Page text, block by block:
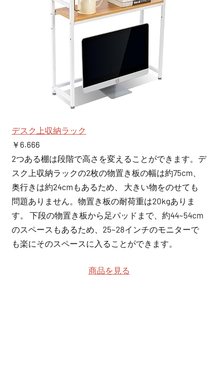
デスク上収納ラック
￥6.666
2つある棚は段階で高さを変えることができます。デ
スク上収納ラックの2枚の物置き板の幅は約75cm、
奥行きは約24cmもあるため、 大きい物をのせても
問題ありません。物置き板の耐荷重は20kgありま
す。 下段の物置き板から足パッドまで、約44~54cm
のスペースもあるため、25~28インチのモニターで
も楽にそのスペースに入ることができます。
商品を見る